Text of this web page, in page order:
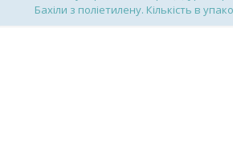
Бахіли з поліетилену. Кількість в